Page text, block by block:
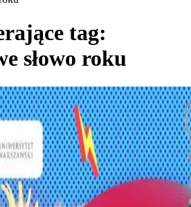
tag:
słowo roku